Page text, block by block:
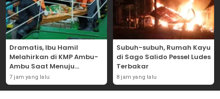
Dramatis, Ibu Hamil
Melahirkan di KMP Ambu-
Ambu Saat Menuju
Padang
7 jam yang lalu
Subuh-subuh, Rumah Kayu
di Sago Salido Pessel Ludes
Terbakar
8 jam yang lalu